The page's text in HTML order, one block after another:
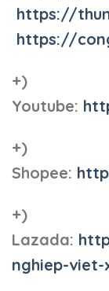
https://
https://
+)
Youtube:
+)
Shopee:
+)
Lazada:
nghiep-